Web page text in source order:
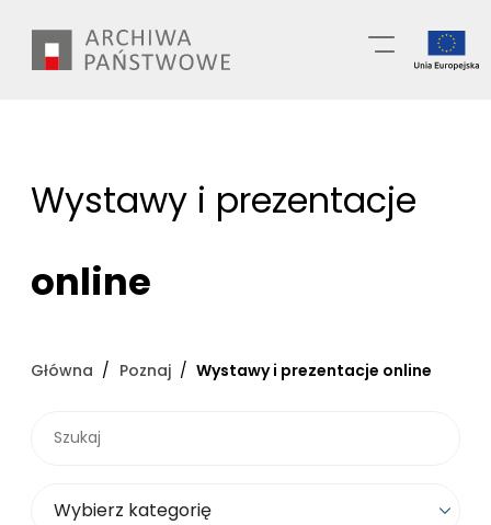
treści
Wystawy i prezentacje
online
Główna Poznaj Wystawy i prezentacje online